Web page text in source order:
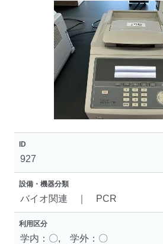
ID
927
設備・機器分類
バイオ関連 ｜ PCR
利用区分
学内：〇, 学外：〇